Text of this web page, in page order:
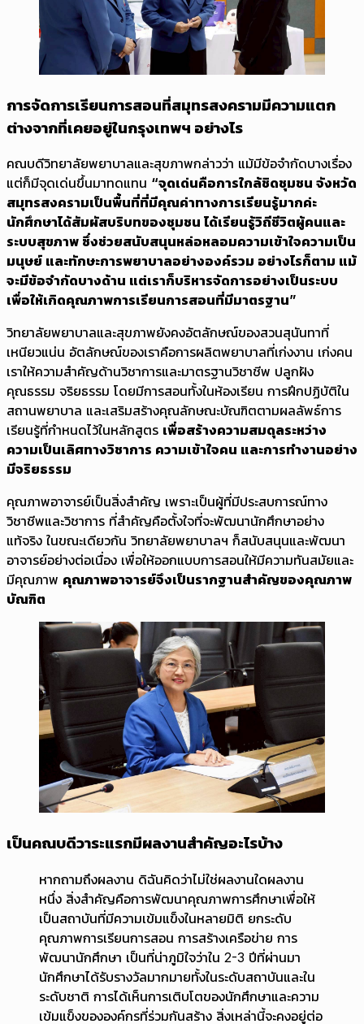
การจัดการเรียนการสอนที่สมุทรสงครามมีความแตก
ต่างจากที่เคยอยู่ในกรุงเทพฯ อย่างไร
คณบดีวิทยาลัยพยาบาลและสุขภาพกล่าวว่า แม้มีข้อจำกัดบางเรื่อง
แต่ก็มีจุดเด่นขึ้นมาทดแทน “จุดเด่นคือการใกล้ชิดชุมชน จังหวัด
สมุทรสงครามเป็นพื้นที่ที่มีคุณค่าทางการเรียนรู้มากค่ะ
นักศึกษาได้สัมผัสบริบทของชุมชน ได้เรียนรู้วิถีชีวิตผู้คนและ
ระบบสุขภาพ ซึ่งช่วยสนับสนุนหล่อหลอมความเข้าใจความเป็น
มนุษย์ และทักษะการพยาบาลอย่างองค์รวม อย่างไรก็ตาม แม้
จะมีข้อจำกัดบางด้าน แต่เราก็บริหารจัดการอย่างเป็นระบบ
เพื่อให้เกิดคุณภาพการเรียนการสอนที่มีมาตรฐาน”
วิทยาลัยพยาบาลและสุขภาพยังคงอัตลักษณ์ของสวนสุนันทาที่
เหนียวแน่น อัตลักษณ์ของเราคือการผลิตพยาบาลที่เก่งงาน เก่งคน
เราให้ความสำคัญด้านวิชาการและมาตรฐานวิชาชีพ ปลูกฝัง
คุณธรรม จริยธรรม โดยมีการสอนทั้งในห้องเรียน การฝึกปฏิบัติใน
สถานพยาบาล และเสริมสร้างคุณลักษณะบัณฑิตตามผลลัพธ์การ
เรียนรู้ที่กำหนดไว้ในหลักสูตร เพื่อสร้างความสมดุลระหว่าง
ความเป็นเลิศทางวิชาการ ความเข้าใจคน และการทำงานอย่าง
มีจริยธรรม
คุณภาพอาจารย์เป็นสิ่งสำคัญ เพราะเป็นผู้ที่มีประสบการณ์ทาง
วิชาชีพและวิชาการ ที่สำคัญคือตั้งใจที่จะพัฒนานักศึกษาอย่าง
แท้จริง ในขณะเดียวกัน วิทยาลัยพยาบาลฯ ก็สนับสนุนและพัฒนา
อาจารย์อย่างต่อเนื่อง เพื่อให้ออกแบบการสอนให้มีความทันสมัยและ
มีคุณภาพ คุณภาพอาจารย์จึงเป็นรากฐานสำคัญของคุณภาพ
บัณฑิต
เป็นคณบดีวาระแรกมีผลงานสำคัญอะไรบ้าง
หากถามถึงผลงาน ดิฉันคิดว่าไม่ใช่ผลงานใดผลงาน
หนึ่ง สิ่งสำคัญคือการพัฒนาคุณภาพการศึกษาเพื่อให้
เป็นสถาบันที่มีความเข้มแข็งในหลายมิติ ยกระดับ
คุณภาพการเรียนการสอน การสร้างเครือข่าย การ
พัฒนานักศึกษา เป็นที่น่าภูมิใจว่าใน 2-3 ปีที่ผ่านมา
นักศึกษาได้รับรางวัลมากมายทั้งในระดับสถาบันและใน
ระดับชาติ การได้เห็นการเติบโตของนักศึกษาและความ
เข้มแข็งขององค์กรที่ร่วมกันสร้าง สิ่งเหล่านี้จะคงอยู่ต่อ